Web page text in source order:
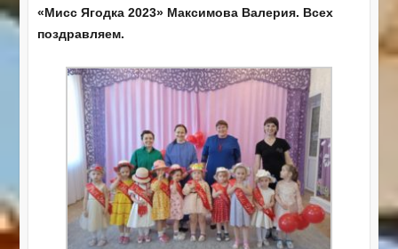
«Мисс Ягодка 2023» Максимова Валерия. Всех
поздравляем.